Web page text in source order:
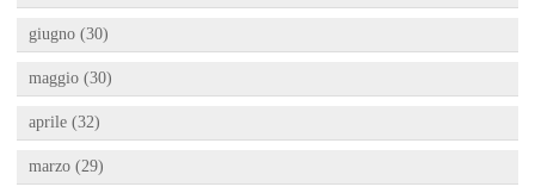
giugno (30)
maggio (30)
aprile (32)
marzo (29)